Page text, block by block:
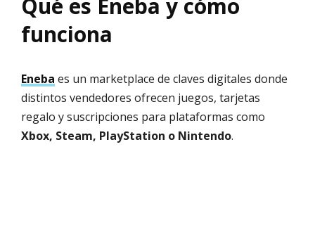
Qué es Eneba y cómo
funciona
Eneba es un marketplace de claves digitales donde
distintos vendedores ofrecen juegos, tarjetas
regalo y suscripciones para plataformas como
Xbox, Steam, PlayStation o Nintendo.